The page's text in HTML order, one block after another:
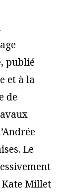
publié
et à la
de
Le
Kate Millet